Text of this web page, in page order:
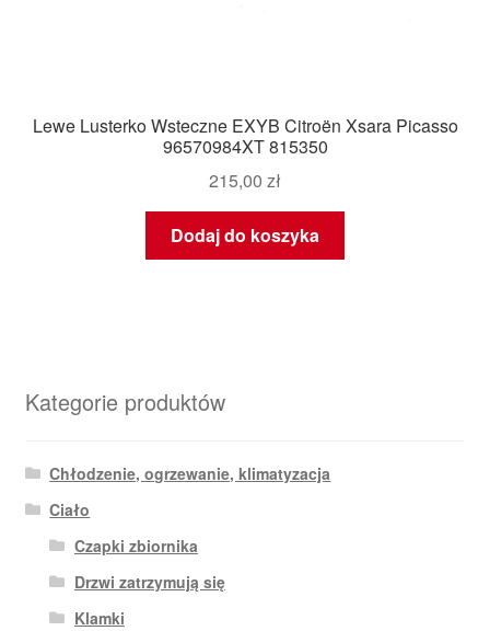
Lewe Lusterko Wsteczne EXYB Citroën Xsara Picasso
96570984XT 815350
215,00 zł
Dodaj do koszyka
Kategorie produktów
Chłodzenie, ogrzewanie, klimatyzacja
Ciało
Czapki zbiornika
Drzwi zatrzymują się
Klamki